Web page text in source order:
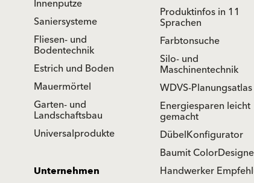
Innenputze
Saniersysteme
Fliesen- und
Bodentechnik
Estrich und Boden
Mauermörtel
Garten- und
Landschaftsbau
Universalprodukte
Produktinfos in 11
Sprachen
Farbtonsuche
Silo- und
Maschinentechnik
WDVS-Planungsatlas
Energiesparen leicht
gemacht
DübelKonfigurator
Baumit
Handwerker
Unternehmen